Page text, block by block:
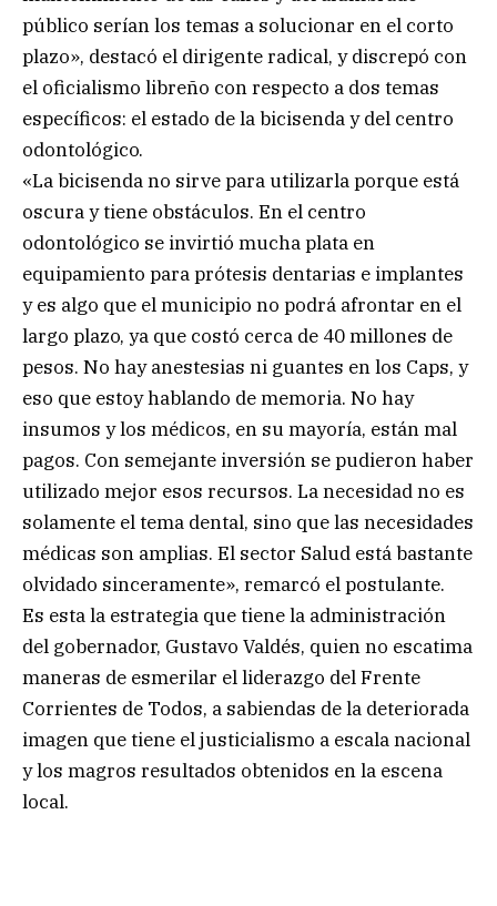
público serían los temas a solucionar en el corto
plazo», destacó el dirigente radical, y discrepó con
el oficialismo libreño con respecto a dos temas
específicos: el estado de la bicisenda y del centro
odontológico.
«La bicisenda no sirve para utilizarla porque está
oscura y tiene obstáculos. En el centro
odontológico se invirtió mucha plata en
equipamiento para prótesis dentarias e implantes
y es algo que el municipio no podrá afrontar en el
largo plazo, ya que costó cerca de 40 millones de
pesos. No hay anestesias ni guantes en los Caps, y
eso que estoy hablando de memoria. No hay
insumos y los médicos, en su mayoría, están mal
pagos. Con semejante inversión se pudieron haber
utilizado mejor esos recursos. La necesidad no es
solamente el tema dental, sino que las necesidades
médicas son amplias. El sector Salud está bastante
olvidado sinceramente», remarcó el postulante.
Es esta la estrategia que tiene la administración
del gobernador, Gustavo Valdés, quien no escatima
maneras de esmerilar el liderazgo del Frente
Corrientes de Todos, a sabiendas de la deteriorada
imagen que tiene el justicialismo a escala nacional
y los magros resultados obtenidos en la escena
local.